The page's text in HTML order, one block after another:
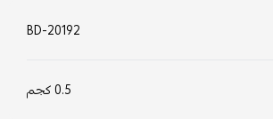
BD-20192
0.5 كجم